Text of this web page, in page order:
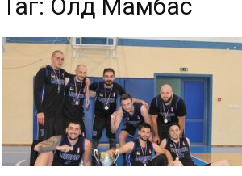
Таг: Олд Мамбас